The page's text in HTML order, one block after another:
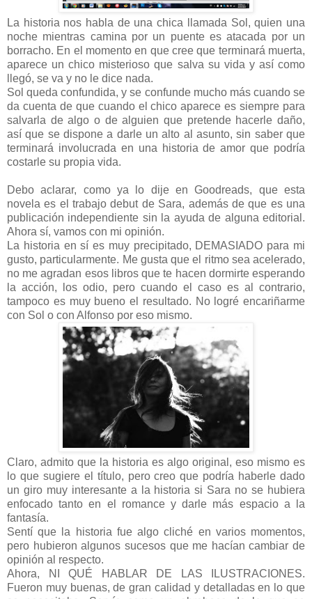
La historia nos habla de una chica llamada Sol, quien una
noche mientras camina por un puente es atacada por un
borracho. En el momento en que cree que terminará muerta,
aparece un chico misterioso que salva su vida y así como
llegó, se va y no le dice nada.
Sol queda confundida, y se confunde mucho más cuando se
da cuenta de que cuando el chico aparece es siempre para
salvarla de algo o de alguien que pretende hacerle daño,
así que se dispone a darle un alto al asunto, sin saber que
terminará involucrada en una historia de amor que podría
costarle su propia vida.
Debo aclarar, como ya lo dije en Goodreads, que esta
novela es el trabajo debut de Sara, además de que es una
publicación independiente sin la ayuda de alguna editorial.
Ahora sí, vamos con mi opinión.
La historia en sí es muy precipitado, DEMASIADO para mi
gusto, particularmente. Me gusta que el ritmo sea acelerado,
no me agradan esos libros que te hacen dormirte esperando
la acción, los odio, pero cuando el caso es al contrario,
tampoco es muy bueno el resultado. No logré encariñarme
con Sol o con Alfonso por eso mismo.
Claro, admito que la historia es algo original, eso mismo es
lo que sugiere el título, pero creo que podría haberle dado
un giro muy interesante a la historia si Sara no se hubiera
enfocado tanto en el romance y darle más espacio a la
fantasía.
Sentí que la historia fue algo cliché en varios momentos,
pero hubieron algunos sucesos que me hacían cambiar de
opinión al respecto.
Ahora, NI QUÉ HABLAR DE LAS ILUSTRACIONES.
Fueron muy buenas, de gran calidad y detalladas en lo que